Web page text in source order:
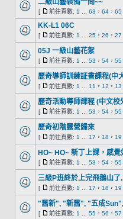
二級山藝裝備一問~~
[ 前往頁數: 1 63 ， 64 ， 65
KK-L1 06C
[ 前往頁數: 1 25 ， 26 ， 27
05J 一級山藝花絮
[ 前往頁數: 1 53 ， 54 ， 55
歷奇導師訓練証書課程(中
[ 前往頁數: 1 11 ， 12 ， 13
歷奇活動導師課程 (中文校
[ 前往頁數: 1 53 ， 54 ， 55
歷奇初階露營歸來
[ 前往頁數: 1 17 ， 18 ， 19
HO~ HO~ 新丁上課，感覺
[ 前往頁數: 1 53 ， 54 ， 55
三級P班終於上完飛鵝山了
[ 前往頁數: 1 17 ， 18 ， 19
"舊新", "新舊", "五成
[ 前往頁數: 1 55 ， 56 ， 57